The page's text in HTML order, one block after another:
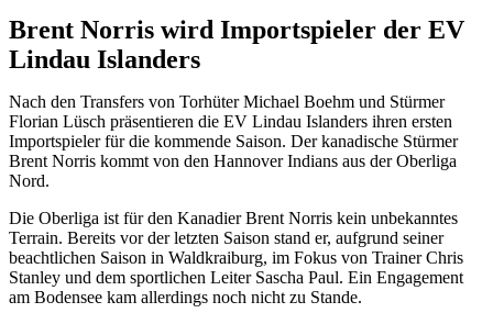
Brent Norris wird Importspieler der EV
Lindau Islanders
Nach den Transfers von Torhüter Michael Boehm und Stürmer
Florian Lüsch präsentieren die EV Lindau Islanders ihren ersten
Importspieler für die kommende Saison. Der kanadische Stürmer
Brent Norris kommt von den Hannover Indians aus der Oberliga
Nord.
Die Oberliga ist für den Kanadier Brent Norris kein unbekanntes
Terrain. Bereits vor der letzten Saison stand er, aufgrund seiner
beachtlichen Saison in Waldkraiburg, im Fokus von Trainer Chris
Stanley und dem sportlichen Leiter Sascha Paul. Ein Engagement
am Bodensee kam allerdings noch nicht zu Stande.